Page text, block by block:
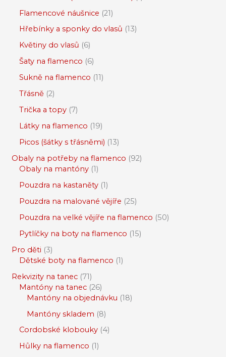
Flamencové náušnice 21
Hřebínky a sponky do vlasů 13
Květiny do vlasů 6
Šaty na flamenco 6
Sukně na flamenco 11
Třásně 2
Trička a topy 7
Látky na flamenco 19
Picos (šátky s třásněmi) 13
Obaly na potřeby na flamenco 92
Obaly na mantóny 1
Pouzdra na kastaněty 1
Pouzdra na malované vějíře 25
Pouzdra na velké vějíře na flamenco 50
Pytlíčky na boty na flamenco 15
Pro děti 3
Dětské boty na flamenco 1
Rekvizity na tanec 71
Mantóny na tanec 26
Mantóny na objednávku 18
Mantóny skladem 8
Cordobské klobouky 4
Hůlky na flamenco 1